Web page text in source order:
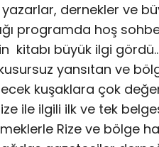
dernekler ve
programda hoş
kitabı büyük ilgi
yansıtan ve
kuşaklara çok
ile ilgili ilk ve tek
Rize ve bölge